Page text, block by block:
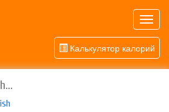
Калькулятор калорий